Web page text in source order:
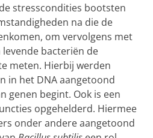
stresscondities bootsten
na die de
om vervolgens met
bacteriën de
meten. Hierbij werden
in het DNA aangetoond
genen begint. Ook is een
opgehelderd. Hiermee
onder andere aangetoond